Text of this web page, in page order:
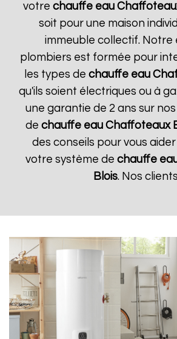
votrechauffe eau
soit pour une maison
immeuble collectif. Notre
plombiers est formée pour
les types dechauffe eau
qu'ils soient électriques ou à
une garantie de 2 ans sur
de chauffe eau Chaffoteaux
des conseils pour vous
votre système de chauffe
Blois. Nos clients